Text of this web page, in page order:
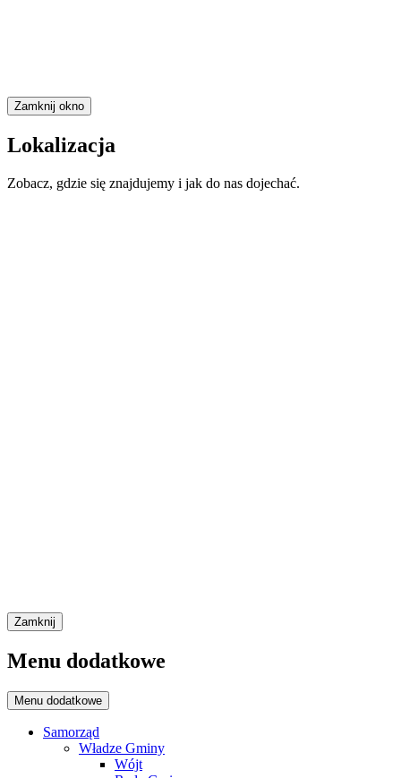
Zamknij okno
Lokalizacja
Zobacz, gdzie się znajdujemy i jak do nas dojechać.
Zamknij
Menu dodatkowe
Menu dodatkowe
Samorząd
Władze Gminy
Wójt